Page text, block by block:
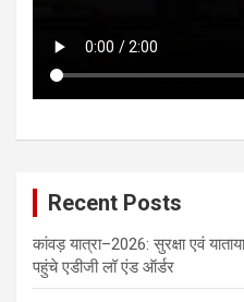
Recent Posts
कांवड़ यात्रा–2026: सुरक्षा एवं
पहुंचे एडीजी लॉ एंड ऑर्डर